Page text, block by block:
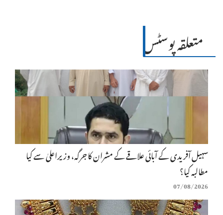
متعلقہ پوسٹس
سہیل آفریدی کے آبائی علاقے کے مشران کا جرگہ، وزیراعلیٰ سے کیا
مطالبہ کیا؟
07/08/2026